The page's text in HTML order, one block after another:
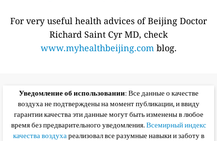
For very useful health advices of Beijing Doctor
Richard Saint Cyr MD, check
www.myhealthbeijing.comblog.
Уведомление об использовании: Все данные о качестве
воздуха не подтверждены на момент публикации, и ввиду
гарантии качества эти данные могут быть изменены в любое
время без предварительного уведомления.Всемирный индекс
качества воздухареализовал все разумные навыки и заботу в